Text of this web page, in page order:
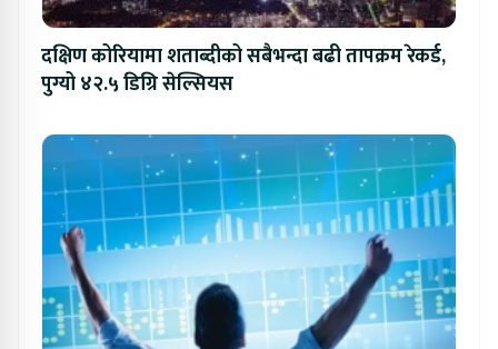
दक्षिण कोरियामा शताब्दीको सबैभन्दा बढी तापक्रम रेकर्ड,
पुग्यो ४२.५ डिग्रि सेल्सियस